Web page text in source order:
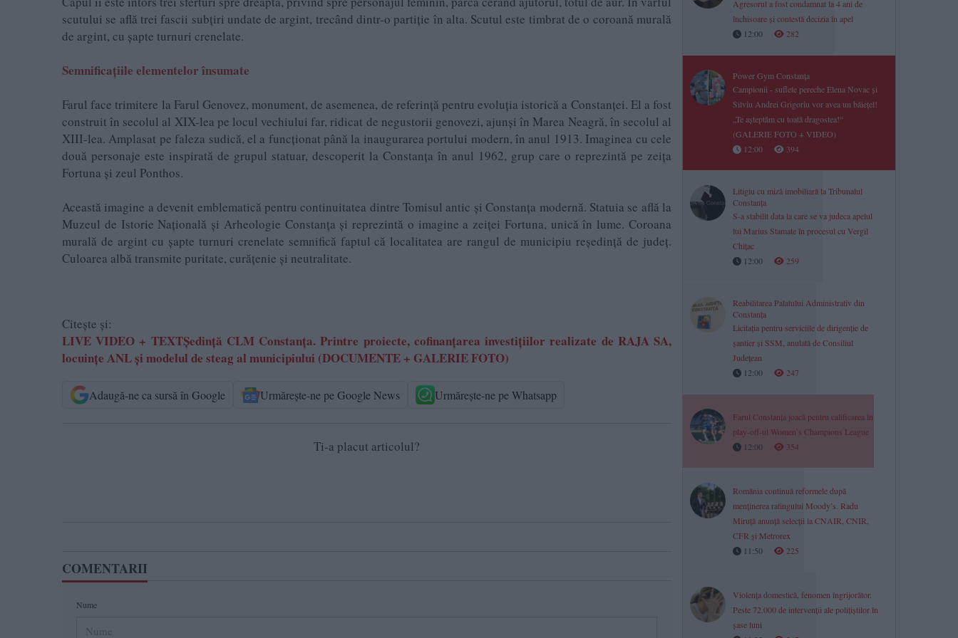
scutului se află trei fascii subțiri undate de argint, trecând dintr-o partiție în alta. Scutul este timbrat de o coroană murală
de argint, cu șapte turnuri crenelate.
Semnificațiile elementelor însumate
Farul face trimitere la Farul Genovez, monument, de asemenea, de referință pentru evoluția istorică a Constanței. El a fost
construit în secolul al XIX-lea pe locul vechiului far, ridicat de negustorii genovezi, ajunși în Marea Neagră, în secolul al
XIII-lea. Amplasat pe faleza sudică, el a funcționat până la inaugurarea portului modern, în anul 1913. Imaginea cu cele
două personaje este inspirată de grupul statuar, descoperit la Constanța în anul 1962, grup care o reprezintă pe zeița
Fortuna și zeul Ponthos.
Această imagine a devenit emblematică pentru continuitatea dintre Tomisul antic și Constanța modernă. Statuia se află la
Muzeul de Istorie Națională și Arheologie Constanța și reprezintă o imagine a zeiței Fortuna, unică în lume. Coroana
murală de argint cu șapte turnuri crenelate semnifică faptul că localitatea are rangul de municipiu reședință de județ.
Culoarea albă transmite puritate, curățenie și neutralitate.
Citește și:
LIVE VIDEO + TEXTȘedință CLM Constanța. Printre proiecte, cofinanțarea investițiilor realizate de RAJA SA,
locuințe ANL și modelul de steag al municipiului (DOCUMENTE + GALERIE FOTO)
Adaugă-ne ca sursă în Google Urmărește-ne pe Google News Urmărește-ne pe Whatsapp
Ti-a placut articolul?
COMENTARII
Nume
Agresorul a fost condamnat la 4 ani de
închisoare și contestă decizia în apel
12:00
282
Power Gym Constanța
Campionii - suflete pereche Elena Novac și
Silviu Andrei Grigoriu vor avea un băiețel!
„Te așteptăm cu toată dragostea!“
(GALERIE FOTO + VIDEO)
12:00
394
Litigiu cu miză imobiliară la Tribunalul
Constanța
S-a stabilit data la care se va judeca apelul
lui Marius Stamate în procesul cu Vergil
Chițac
12:00
259
Reabilitarea Palatului Administrativ din
Constanța
Licitația pentru serviciile de dirigenție de
șantier și SSM, anulată de Consiliul
Județean
12:00
247
Farul Constanța joacă pentru calificarea în
play-off-ul Womenʼs Champions League
12:00
354
România continuă reformele după
menținerea ratingului Moody’s. Radu
Miruță anunță selecții la CNAIR, CNIR,
CFR și Metrorex
11:50
225
Violența domestică, fenomen îngrijorător.
Peste 72.000 de intervenții ale polițiștilor în
șase luni